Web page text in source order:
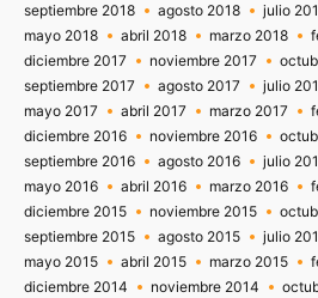
septiembre 2018
agosto 2018 julio
mayo 2018
abril 2018 marzo 2018
diciembre 2017
noviembre 2017
septiembre 2017
agosto 2017 julio
mayo 2017
abril 2017 marzo 2017
diciembre 2016
noviembre 2016
septiembre 2016
agosto 2016 julio
mayo 2016
abril 2016 marzo 2016
diciembre 2015
noviembre 2015
septiembre 2015
agosto 2015 julio
mayo 2015
abril 2015 marzo 2015
diciembre 2014
noviembre 2014